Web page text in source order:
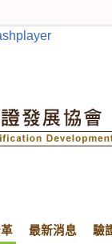
最新消息 驗